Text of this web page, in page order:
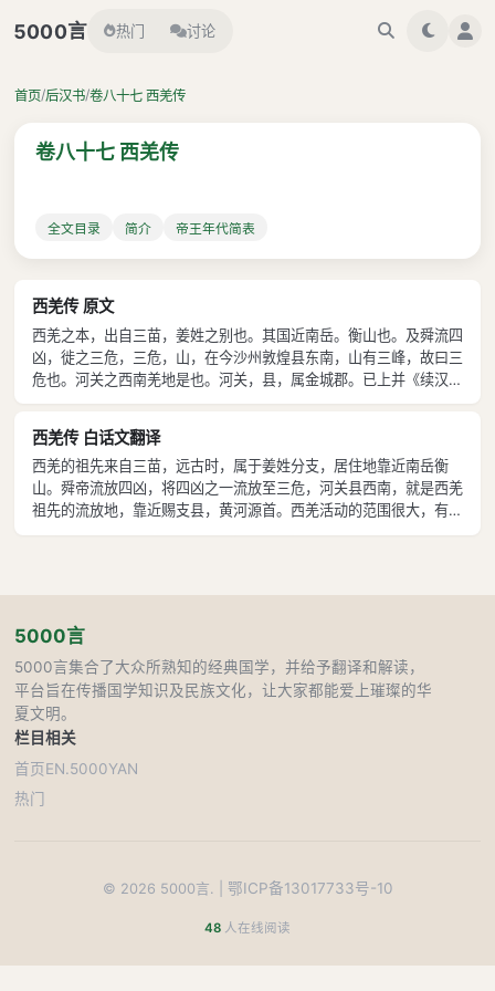
5000言 热门 讨论
首页/后汉书/卷八十七 西羌传
卷八十七 西羌传
全文目录 简介 帝王年代简表
西羌传 原文
西羌之本，出自三苗，姜姓之别也。其国近南岳。衡山也。及舜流四
凶，徙之三危，三危，山，在今沙州敦煌县东南，山有三峰，故曰三
危也。河关之西南羌地是也。河关，县，属金城郡。已上并《续汉
书》文。滨于赐支，至乎河首，绵地千里。赐支者，《禹贡》所谓析
依随水草。地少五谷，以产牧为业。
西羌传 白话文翻译
西羌的祖先来自三苗，远古时，属于姜姓分支，居住地靠近南岳衡
山。舜帝流放四凶，将四凶之一流放至三危，河关县西南，就是西羌
祖先的流放地，靠近赐支县，黄河源首。西羌活动的范围很大，有上
千里之广。赐支，《禹贡》记载为析支，南与蜀郡、汉中郡蛮夷相
5000言
5000言集合了大众所熟知的经典国学，并给予翻译和解读，
平台旨在传播国学知识及民族文化，让大家都能爱上璀璨的华
夏文明。
栏目
首页
热门
相关
EN.5000YAN
© 2026 5000言. | 鄂ICP备13017733号-10
48 人在线阅读